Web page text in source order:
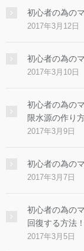
初心者の為の
2017年3月12日
初心者の為の
2017年3月10日
初心者の為の
限水源の作り方
2017年3月9日
初心者の為の
2017年3月7日
初心者の為の
回復する方法
2017年3月5日